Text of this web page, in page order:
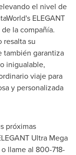
el nivel de
ELEGANT
la compañía.
resalta su
también garantiza
inigualable,
viaje para
y personalizada
próximas
Ultra Mega
o llame al 800-718-